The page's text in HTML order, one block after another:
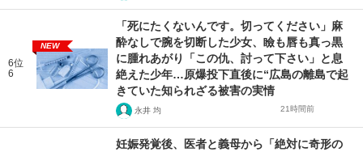
6位
6
NEW
「死にたくないんです。切ってください」麻
酔なしで腕を切断した少女、瞼も唇も真っ黒
に腫れあがり「この仇、討って下さい」と息
絶えた少年…原爆投下直後に“広島の離島で起
きていた知られざる被害の実情
永井 均 21時間前
妊娠発覚後、医者と義母から「絶対に奇形の